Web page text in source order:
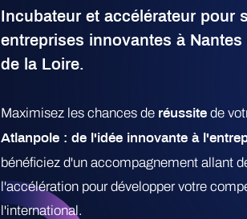
Incubateur et accélérateur pour
entreprises innovantes à
de la Loire.
Maximisez les chances de réussite de
Atlanpole : de l'idée innovante à
bénéficiez d'un accompagnement allant
l'accélération pour développer votre
l'international.